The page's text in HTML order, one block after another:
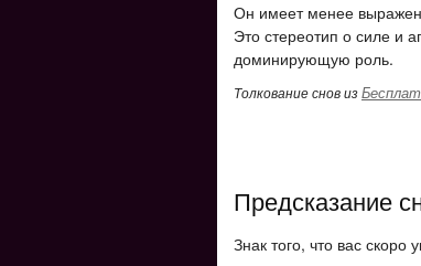
Он имеет менее
Это стереотип о силе и
доминирующую роль.
Толкование снов из
Предсказание
Знак того, что вас скоро